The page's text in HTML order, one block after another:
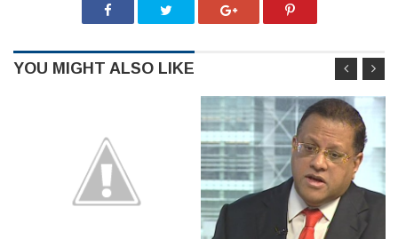
YOU MIGHT ALSO LIKE